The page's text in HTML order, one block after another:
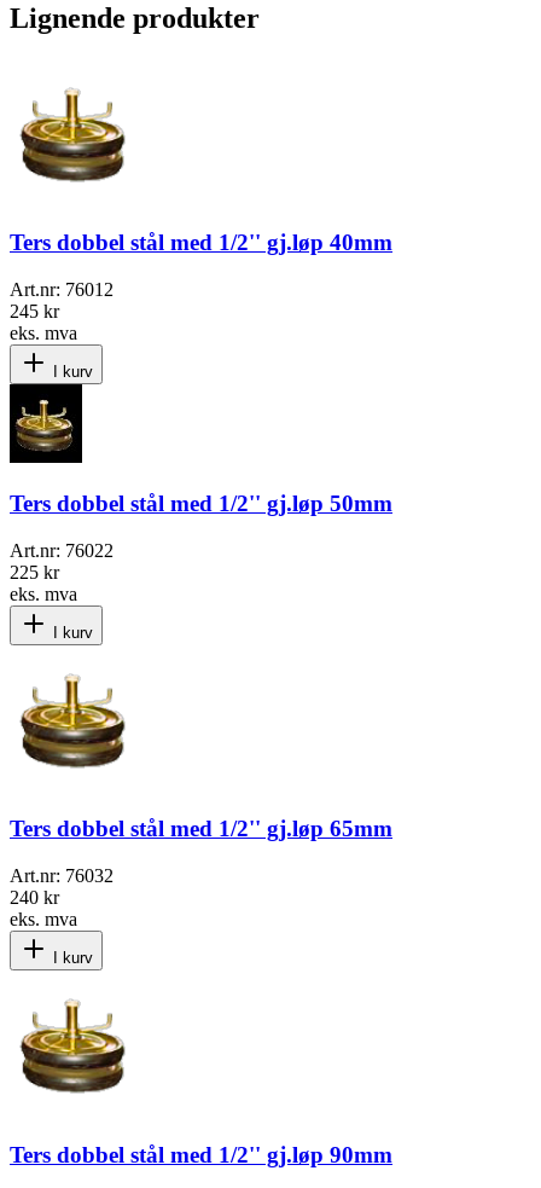
Lignende produkter
Ters dobbel stål med 1/2'' gj.løp 40mm
Art.nr: 76012
245 kr
eks. mva
I kurv
Ters dobbel stål med 1/2'' gj.løp 50mm
Art.nr: 76022
225 kr
eks. mva
I kurv
Ters dobbel stål med 1/2'' gj.løp 65mm
Art.nr: 76032
240 kr
eks. mva
I kurv
Ters dobbel stål med 1/2'' gj.løp 90mm